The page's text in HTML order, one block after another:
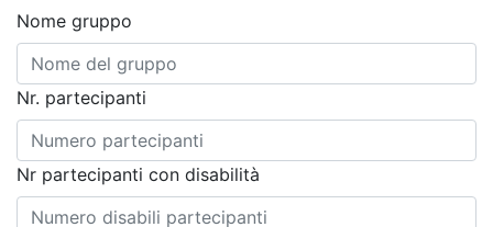
Nome gruppo
Nr. partecipanti
Nr partecipanti con disabilità